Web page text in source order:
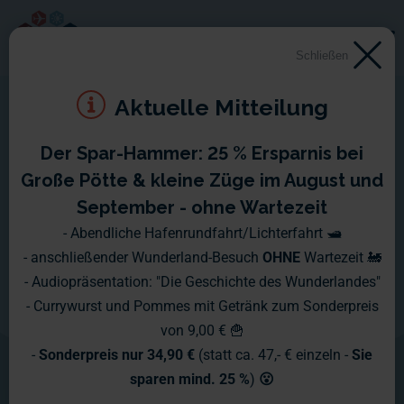
Die Technik-Werkstatt
Manch einer bezeichnet die Technik-
Werkstatt als das eigentliche Herz des
Wunderlandes. In jedem Fall aber ist
sie die Geburtsstätte von vielen der
beliebtesten Attraktionen und
Schließen
Aktuelle Mitteilung
Der Spar-Hammer: 25 % Ersparnis bei
Große Pötte & kleine Züge im August und
September - ohne Wartezeit
- Abendliche Hafenrundfahrt/Lichterfahrt 🛥️
- anschließender Wunderland-Besuch OHNE Wartezeit 🚂
- Audiopräsentation: "Die Geschichte des Wunderlandes"
- Currywurst und Pommes mit Getränk zum Sonderpreis
von 9,00 € 🍟
- Sonderpreis nur 34,90 € (statt ca. 47,- € einzeln - Sie
sparen mind. 25 %) 😮